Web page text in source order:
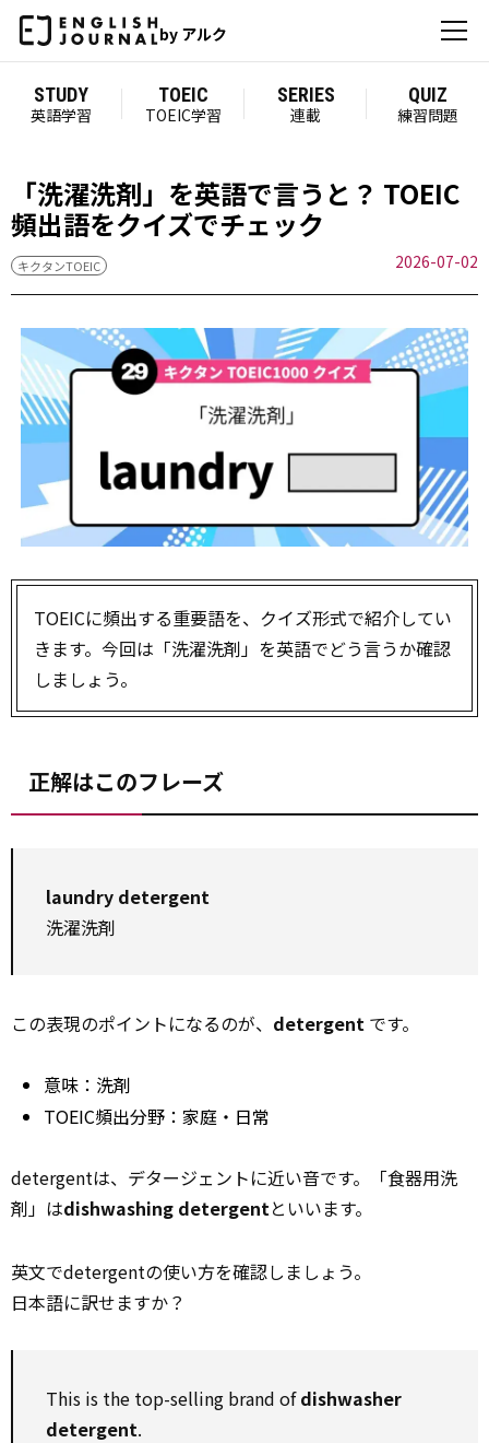
by アルク
STUDY
英語学習
TOEIC
TOEIC学習
SERIES
連載
QUIZ
練習問題
「洗濯洗剤」を英語で言うと？ TOEIC
頻出語をクイズでチェック
キクタンTOEIC 2026-07-02
TOEICに頻出する重要語を、クイズ形式で紹介してい
きます。今回は「洗濯洗剤」を英語でどう言うか確認
しましょう。
正解はこのフレーズ
laundry detergent
洗濯洗剤
この表現のポイントになるのが、 detergent です。
意味：洗剤
TOEIC頻出分野：家庭・日常
detergentは、デタージェントに近い音です。「食器用洗
剤」はdishwashing detergentといいます。
英文でdetergentの使い方を確認しましょう。
日本語に訳せますか？
This is the top-selling brand ofdishwasher
detergent.